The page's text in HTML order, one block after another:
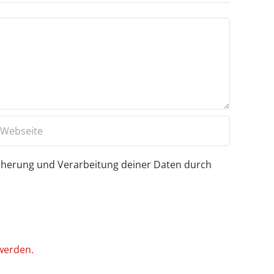
und Verarbeitung deiner Daten durch